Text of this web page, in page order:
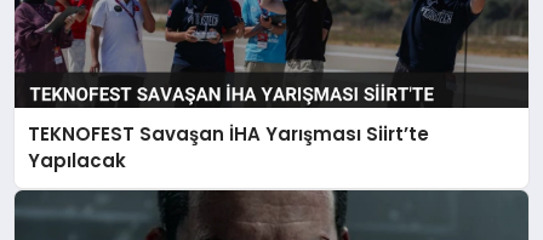
TEKNOFEST Savaşan İHA Yarışması Siirt’te
Yapılacak